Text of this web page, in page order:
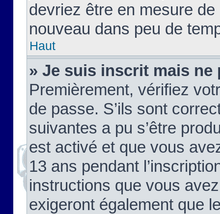
devriez être en mesure
nouveau dans peu de
Haut
» Je suis inscrit mais ne
Premièrement, vérifiez
de passe. S’ils sont
suivantes a pu s’être
est activé et que vous
13 ans pendant
instructions que vous
exigeront également que